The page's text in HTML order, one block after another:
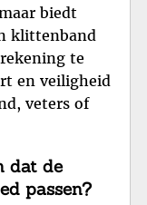
biedt
klittenband
te
en veiligheid
veters of
dat de
passen?